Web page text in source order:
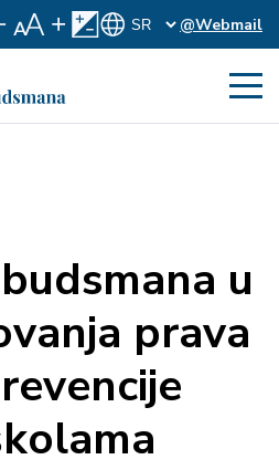
@Webmail
u
prava